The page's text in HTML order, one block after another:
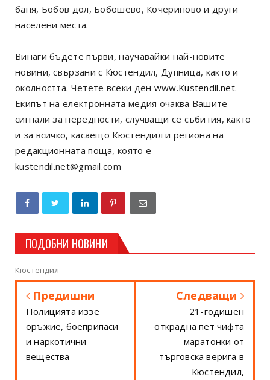
баня, Бобов дол, Бобошево, Кочериново и други
населени места.
Винаги бъдете първи, научавайки най-новите
новини, свързани с Кюстендил, Дупница, както и
околността. Четете всеки ден www.Kustendil.net.
Екипът на електронната медия очаква Вашите
сигнали за нередности, случващи се събития, както
и за всичко, касаещо Кюстендил и региона на
редакционната поща, която е
kustendil.net@gmail.com
ПОДОБНИ НОВИНИ
Кюстендил
Предишни
Полицията иззе
оръжие, боеприпаси
и наркотични
вещества
Следващи
21-годишен
открадна пет чифта
маратонки от
търговска верига в
Кюстендил,